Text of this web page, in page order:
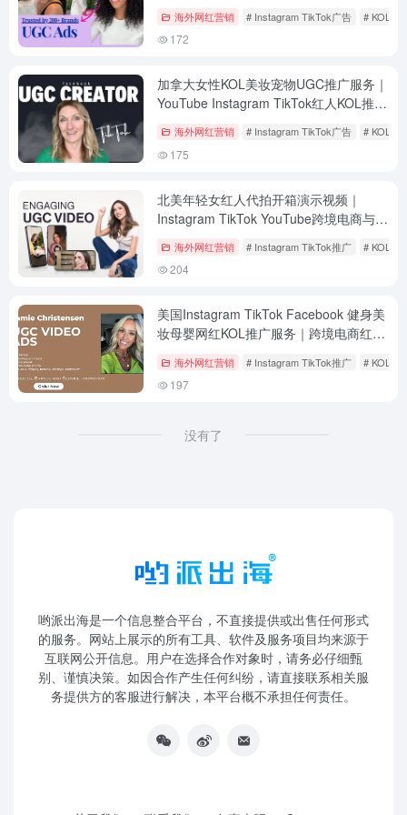
海外网红营销 # Instagram TikTok广告 # KOL推
172
加拿大女性KOL美妆宠物UGC推广服务｜
YouTube Instagram TikTok红人KOL推广
海外网红营销 # Instagram TikTok广告 # KOL推
175
北美年轻女红人代拍开箱演示视频｜
Instagram TikTok YouTube跨境电商与亚
海外网红营销 # Instagram TikTok推广 # KOL推
204
美国Instagram TikTok Facebook 健身美
妆母婴网红KOL推广服务｜跨境电商红人
海外网红营销 # Instagram TikTok推广 # KOL推
197
没有了
哟派出海是一个信息整合平台，不直接提供或出售任何形式
的服务。网站上展示的所有工具、软件及服务项目均来源于
互联网公开信息。用户在选择合作对象时，请务必仔细甄
别、谨慎决策。如因合作产生任何纠纷，请直接联系相关服
务提供方的客服进行解决，本平台概不承担任何责任。